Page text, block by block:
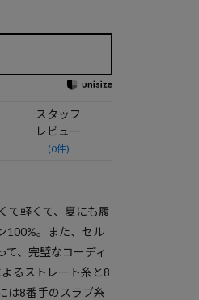
スタッフ
レビュー
(0件)
て軽くて、夏にも履
100%。また、セル
、完璧なコーディ
るストレート糸と8
は8番手のスラブ糸